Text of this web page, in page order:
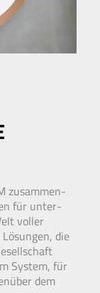
zusammen­
für unter­
voller
die
System, für
dem